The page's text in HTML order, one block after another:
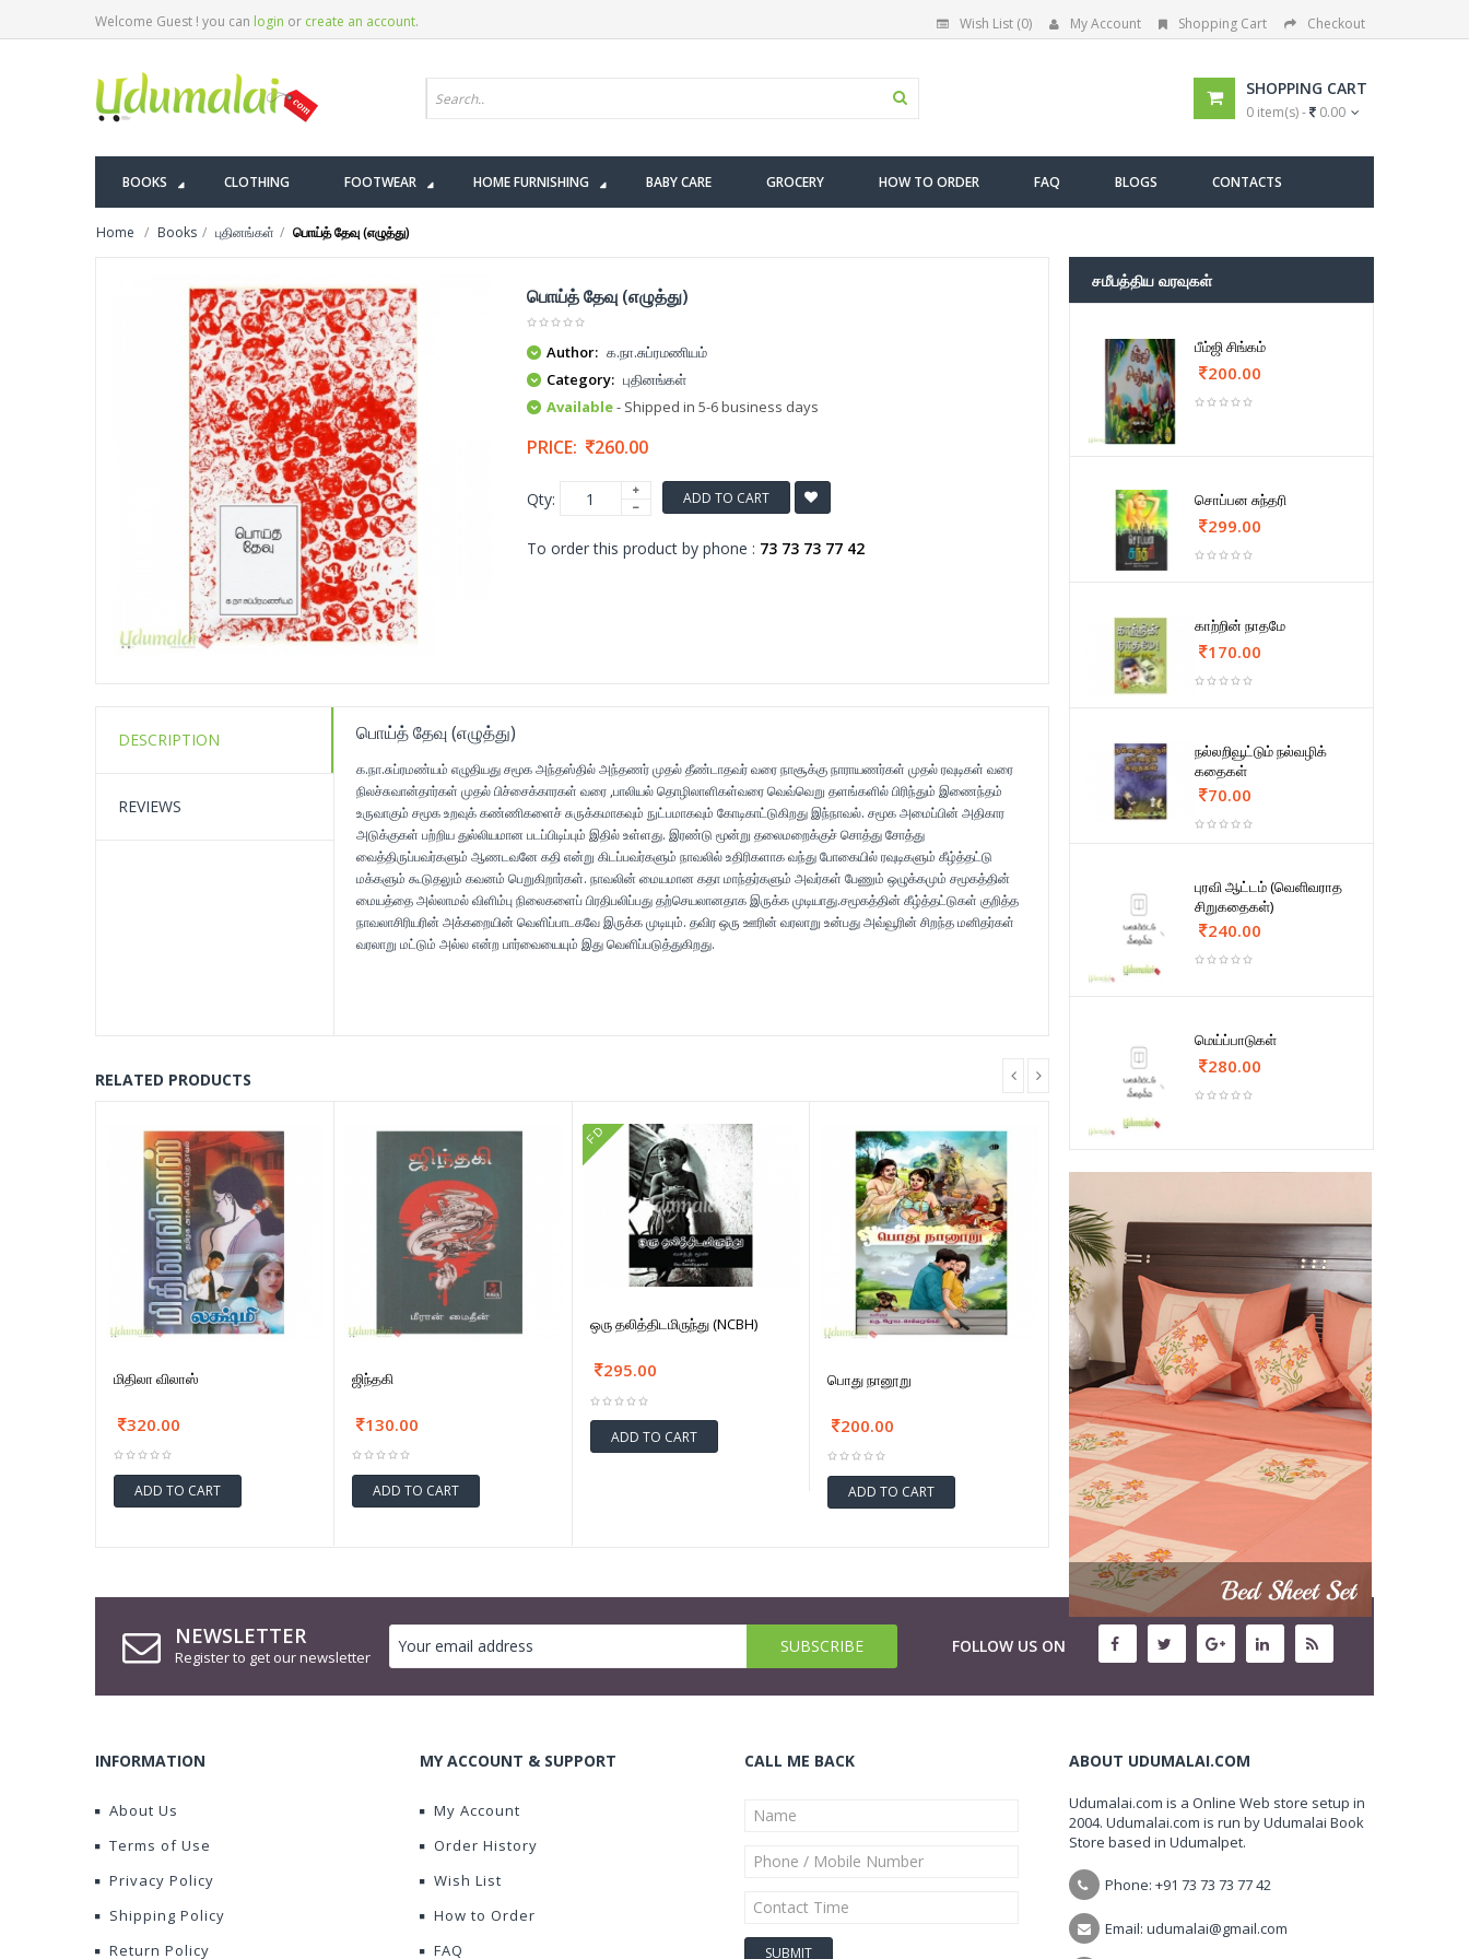
Welcome Guest ! you can login or create an account. Wish List (0) My Account Shopping Cart Checkout
SHOPPING CART
0 item(s) - 0.00
BOOKS CLOTHING FOOTWEAR HOME FURNISHING BABY CARE GROCERY HOW TO ORDER FAQ BLOGS CONTACTS
Home Books புதினங்கள் பொய்த் தேவு (எழுத்து)
பொய்த் தேவு (எழுத்து)
Author: க.நா.சுப்ரமணியம்
Category: புதினங்கள்
Available- Shipped in 5-6 business days
PRICE: 260.00
Qty: ADD TO CART
To order this product by phone : 73 73 73 77 42
DESCRIPTION
REVIEWS
பொய்த் தேவு (எழுத்து)
க.நா.சுப்ரமண்யம் எழுதியது சமூக அந்தஸ்தில் அந்தணர் முதல் தீண்டாதவர் வரை நாசூக்கு நாராயணர்கள் முதல் ரவுடிகள் வரை
நிலச்சுவான்தார்கள் முதல் பிச்சைக்காரகள் வரை ,பாலியல் தொழிலாளிகள்வரை வெவ்வெறு தளங்களில் பிரிந்தும் இணைந்தம்
உருவாகும் சமூக உறவுக் கண்ணிகளைச் சுருக்கமாகவும் நுட்பமாகவும் கோடிகாட்டுகிறது இந்நாவல். சமூக அமைப்பின் அதிகார
அடுக்குகள் பற்றிய துல்லியமான படப்பிடிப்பும் இதில் உள்ளது. இரண்டு மூன்று தலைமறைக்குச் சொத்து சோத்து
வைத்திருப்பவர்களும் ஆணடவனே கதி என்று கிடப்பவர்களும் நாவலில் உதிரிகளாக வந்து போகையில் ரவுடிகளும் கீழ்த்தட்டு
மக்களும் கூடுதலும் கவனம் பெறுகிறார்கள். நாவலின் மையமான கதா மாந்தர்களும் அவர்கள் பேணும் ஒழுக்கமும் சமூகத்தின்
மையத்தை அல்லாமல் விளிம்பு நிலைகளைப் பிரதிபலிப்பது தற்செயலானதாக இருக்க முடியாது.சமூகத்தின் கீழ்த்தட்டுகள் குறித்த
நாவலாசிரியரின் அக்கறையின் வெளிப்பாடகவே இருக்க முடியும். தவிர ஒரு ஊரின் வரலாறு உன்பது அவ்வூரின் சிறந்த மனிதர்கள்
வரலாறு மட்டும் அல்ல என்ற பார்வையையும் இது வெளிப்படுத்துகிறது.
RELATED PRODUCTS
மிதிலா விலாஸ்
320.00
ADD TO CART
ஜிந்தகி
130.00
ADD TO CART
FD
ஒரு தலித்திடமிருந்து (NCBH)
295.00
ADD TO CART
பொது நானூறு
200.00
ADD TO CART
சமீபத்திய வரவுகள்
பீம்ஜி சிங்கம்
200.00
சொப்பன சுந்தரி
299.00
காற்றின் நாதமே
170.00
நல்லறிவூட்டும் நல்வழிக்
கதைகள்
70.00
புரவி ஆட்டம் (வெளிவராத
சிறுகதைகள்)
240.00
மெய்ப்பாடுகள்
280.00
NEWSLETTER
Register to get our newsletter
FOLLOW US ON
INFORMATION
About Us
Terms of Use
Privacy Policy
Shipping Policy
Return Policy
MY ACCOUNT & SUPPORT
My Account
Order History
Wish List
How to Order
FAQ
CALL ME BACK ABOUT UDUMALAI.COM
Udumalai.com is a Online Web store setup in
2004. Udumalai.com is run by Udumalai Book
Store based in Udumalpet.
Phone: +91 73 73 73 77 42
Email: udumalai@gmail.com